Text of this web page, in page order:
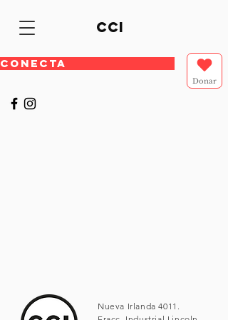
cci
CONECTA
Donar
Nueva Irlanda 4011.